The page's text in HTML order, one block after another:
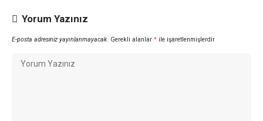
Yorum Yazınız
E-posta adresiniz yayınlanmayacak. Gerekli alanlar * ile işaretlenmişlerdir